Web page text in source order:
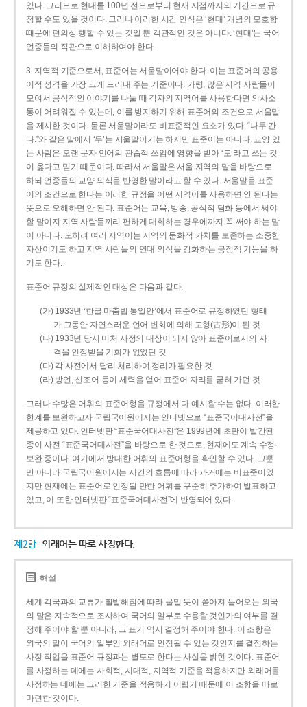
있다. 그러므로 현대를 100년 전으로부터 현재 시점까지의 기간으로 규
정할 수도 있을 것이다. 그러나 이러한 시간 인식은 ‘현대’ 개념의 모호함
때문에 편의상 행할 수 있는 것일 뿐 객관적인 것은 아니다. ‘현대’는 국어
언중들의 직관으로 이해하여야 한다.
3. 지역적 기준으로서, 표준어는 서울말이어야 한다. 이는 표준어의 공용
어적 성격을 가장 크게 드러내 주는 기준이다. 가령, 많은 지역 사람들이
모여서 공식적인 이야기를 나눌 때 각자의 지역어를 사용한다면 의사소
통이 어려워질 수 있는데, 이를 방지하기 위해 표준어의 조건으로 서울말
을 제시한 것이다. 물론 서울말이라도 비표준적인 요소가 있다. “나두 간
다.”와 같은 말에서 ‘두’는 서울말이기는 하지만 표준어는 아니다. 교양 있
는 사람은 오랜 문자 언어의 관습적 쓰임에 영향을 받아 ‘도’라고 쓰는 것
이 옳다고 믿기 때문이다. 따라서 서울말은 서울 지역의 말을 바탕으로
하되 언중들의 교양 의식을 반영한 말이라고 할 수 있다. 서울말을 표준
어의 조건으로 한다는 이러한 규정을 어떤 지역어를 사용하면 안 된다는
뜻으로 오해하면 안 된다. 표준어는 교육, 방송, 공식적 담화 등에서 써야
할 말이지 지역 사람들끼리 편하게 대화하는 경우에까지 꼭 써야 하는 말
이 아니다. 오히려 여러 지역어는 지역의 문화적 가치를 보존하는 소중한
자산이기도 하고 지역 사람들의 연대 의식을 강화하는 긍정적 기능을 하
기도 한다.
표준어 규정의 실제적인 대상은 다음과 같다.
(가) 1933년 ‘한글 마춤법 통일안’에서 표준어로 규정하였던 형태
가 그동안 자연스러운 언어 변화에 의해 고형(古形)이 된 것
(나) 1933년 당시 미처 사정의 대상이 되지 않아 표준어로서의 자
격을 인정받을 기회가 없었던 것
(다) 각 사전에서 달리 처리하여 정리가 필요한 것
(라) 방언, 신조어 등이 세력을 얻어 표준어 자리를 굳혀 가던 것
그러나 수많은 어휘의 표준어형을 규정에서 다 예시할 수는 없다. 이러한
한계를 보완하고자 국립국어원에서는 인터넷으로 “표준국어대사전”을
제공하고 있다. 인터넷판 “표준국어대사전”은 1999년에 초판이 발간된
종이 사전 “표준국어대사전”을 바탕으로 한 것으로, 현재에도 계속 수정·
보완 중이다. 여기에서 방대한 어휘의 표준어형을 확인할 수 있다. 그뿐
만 아니라 국립국어원에서는 시간의 흐름에 따라 과거에는 비표준어였
지만 현재에는 표준어로 인정될 만한 어휘를 꾸준히 추가하여 발표하고
있고, 이 또한 인터넷판 “표준국어대사전”에 반영되어 있다.
제2항 외래어는 따로 사정한다.
해설
세계 각국과의 교류가 활발해짐에 따라 물밀 듯이 쏟아져 들어오는 외국
의 말은 지속적으로 조사하여 국어의 일부로 수용할 것인가의 여부를 결
정해 주어야 할 뿐 아니라, 그 표기 역시 결정해 주어야 한다. 이 조항은
외국의 말이 국어의 일부인 외래어로 인정될 수 있는 것인지를 결정하는
사정 작업을 표준어 규정과는 별도로 한다는 사실을 밝힌 것이다. 표준어
를 사정하는 데에는 사회적, 시대적, 지역적 기준을 적용하지만 외래어를
사정하는 데에는 그러한 기준을 적용하기 어렵기 때문에 이 조항을 따로
마련한 것이다.